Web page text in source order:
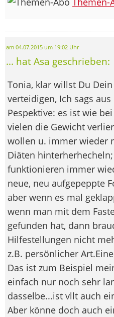
am 04.07.2015 um 19:02 Uhr
... hat Asa geschrieben:
Tonia, klar willst Du
verteidigen, Ich sags
Pespektive: es ist wie
vielen die Gewicht
wollen u. immer wieder
Diäten
funktionieren immer
neue, neu aufgepeppte
aber wenn es mal
wenn man mit dem
gefunden hat, dann
Hilfestellungen nicht
z.B. persönlicher
Das ist zum Beispiel
einfach nur noch sehr
dasselbe...ist vllt auch
Aber könne doch auch